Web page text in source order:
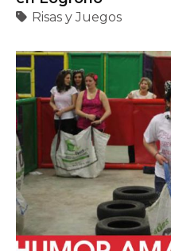
Risas y Juegos